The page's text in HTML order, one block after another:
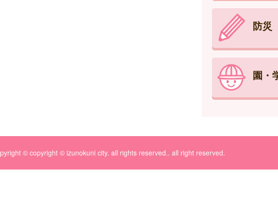
防災
園・
© copyright © izunokuni city. all rights reserved.. all right reserved.